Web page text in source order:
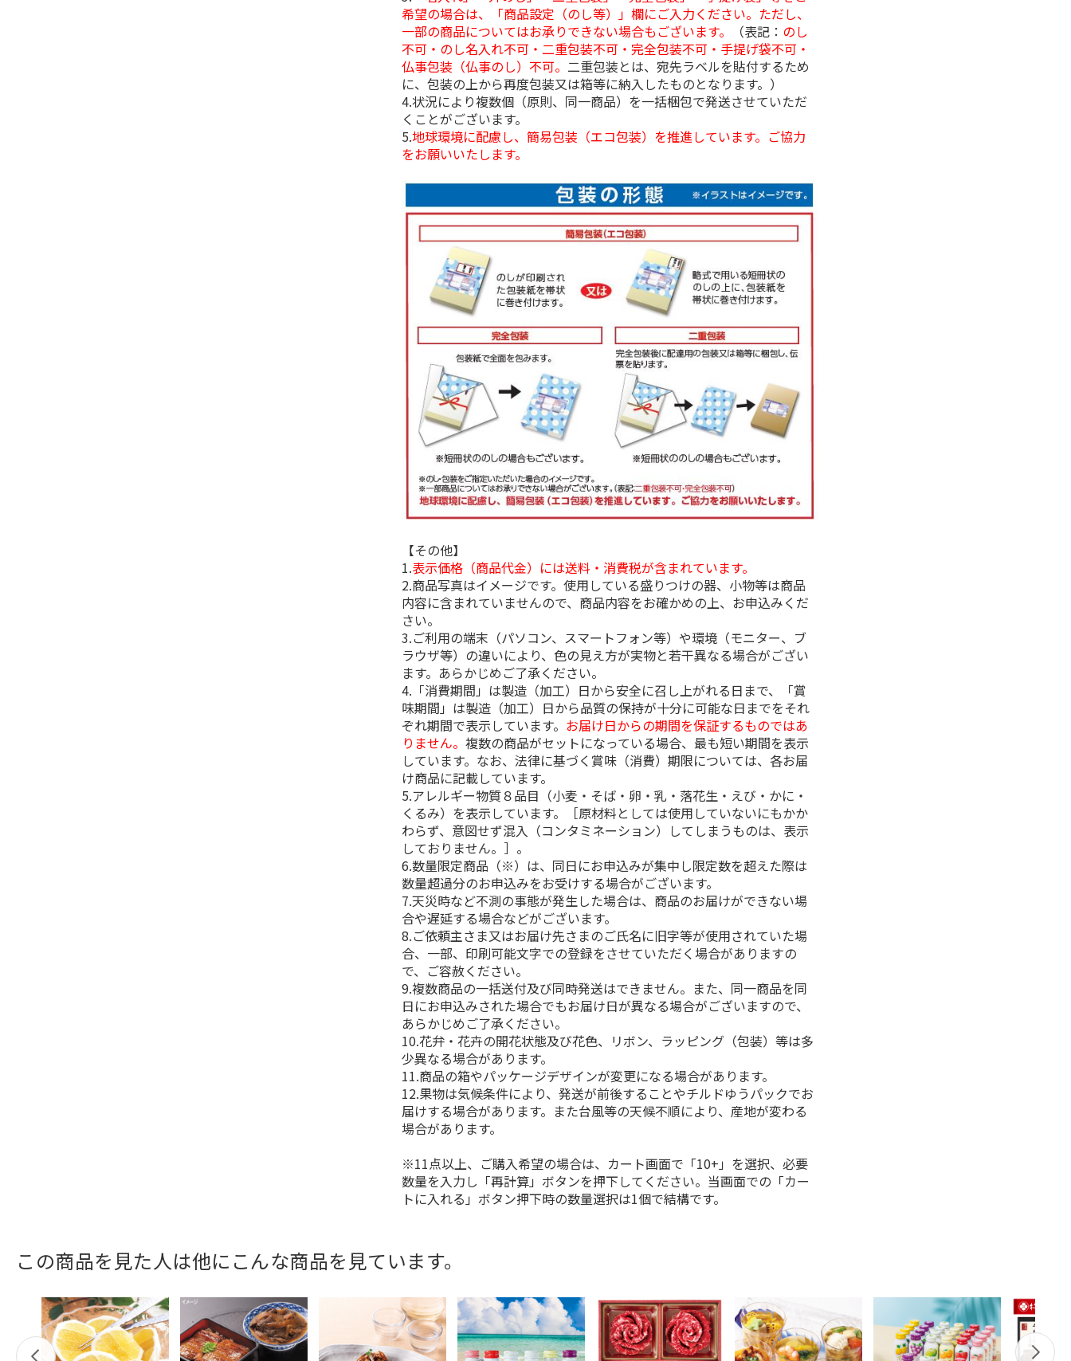
希望の場合は、「商品設定（のし等）」欄にご入力ください。ただし、
一部の商品についてはお承りできない場合もございます。
（表記： のし
不可・のし名入れ不可・二重包装不可・完全包装不可・手提げ袋不可・
仏事包装（仏事のし）不可。 二重包装とは、宛先ラベルを貼付するため
に、包装の上から再度包装又は箱等に納入したものとなります。）
4.状況により複数個（原則、同一商品）を一括梱包で発送させていただ
くことがございます。
5.地球環境に配慮し、簡易包装（エコ包装）を推進しています。ご協力
をお願いいたします。
【その他】
1.表示価格（商品代金）には送料・消費税が含まれています。
2.商品写真はイメージです。使用している盛りつけの器、小物等は商品
内容に含まれていませんので、商品内容をお確かめの上、お申込みくだ
さい。
3.ご利用の端末（パソコン、スマートフォン等）や環境（モニター、ブ
ラウザ等）の違いにより、色の見え方が実物と若干異なる場合がござい
ます。あらかじめご了承ください。
4.「消費期間」は製造（加工）日から安全に召し上がれる日まで、「賞
味期間」は製造（加工）日から品質の保持が十分に可能な日までをそれ
ぞれ期間で表示しています。 お届け日からの期間を保証するものではあ
りません。複数の商品がセットになっている場合、最も短い期間を表示
しています。なお、法律に基づく賞味（消費）期限については、各お届
け商品に記載しています。
5.アレルギー物質８品目（小麦・そば・卵・乳・落花生・えび・かに・
くるみ）を表示しています。［原材料としては使用していないにもかか
わらず、意図せず混入（コンタミネーション）してしまうものは、表示
しておりません。］。
6.数量限定商品（※）は、同日にお申込みが集中し限定数を超えた際は
数量超過分のお申込みをお受けする場合がございます。
7.天災時など不測の事態が発生した場合は、商品のお届けができない場
合や遅延する場合などがございます。
8.ご依頼主さま又はお届け先さまのご氏名に旧字等が使用されていた場
合、一部、印刷可能文字での登録をさせていただく場合がありますの
で、ご容赦ください。
9.複数商品の一括送付及び同時発送はできません。また、同一商品を同
日にお申込みされた場合でもお届け日が異なる場合がございますので、
あらかじめご了承ください。
10.花弁・花卉の開花状態及び花色、リボン、ラッピング（包装）等は多
少異なる場合があります。
11.商品の箱やパッケージデザインが変更になる場合があります。
12.果物は気候条件により、発送が前後することやチルドゆうパックでお
届けする場合があります。また台風等の天候不順により、産地が変わる
場合があります。
※11点以上、ご購入希望の場合は、カート画面で「10+」を選択、必要
数量を入力し「再計算」ボタンを押下してください。当画面での「カー
トに入れる」ボタン押下時の数量選択は1個で結構です。
この商品を見た人は他にこんな商品を見ています。